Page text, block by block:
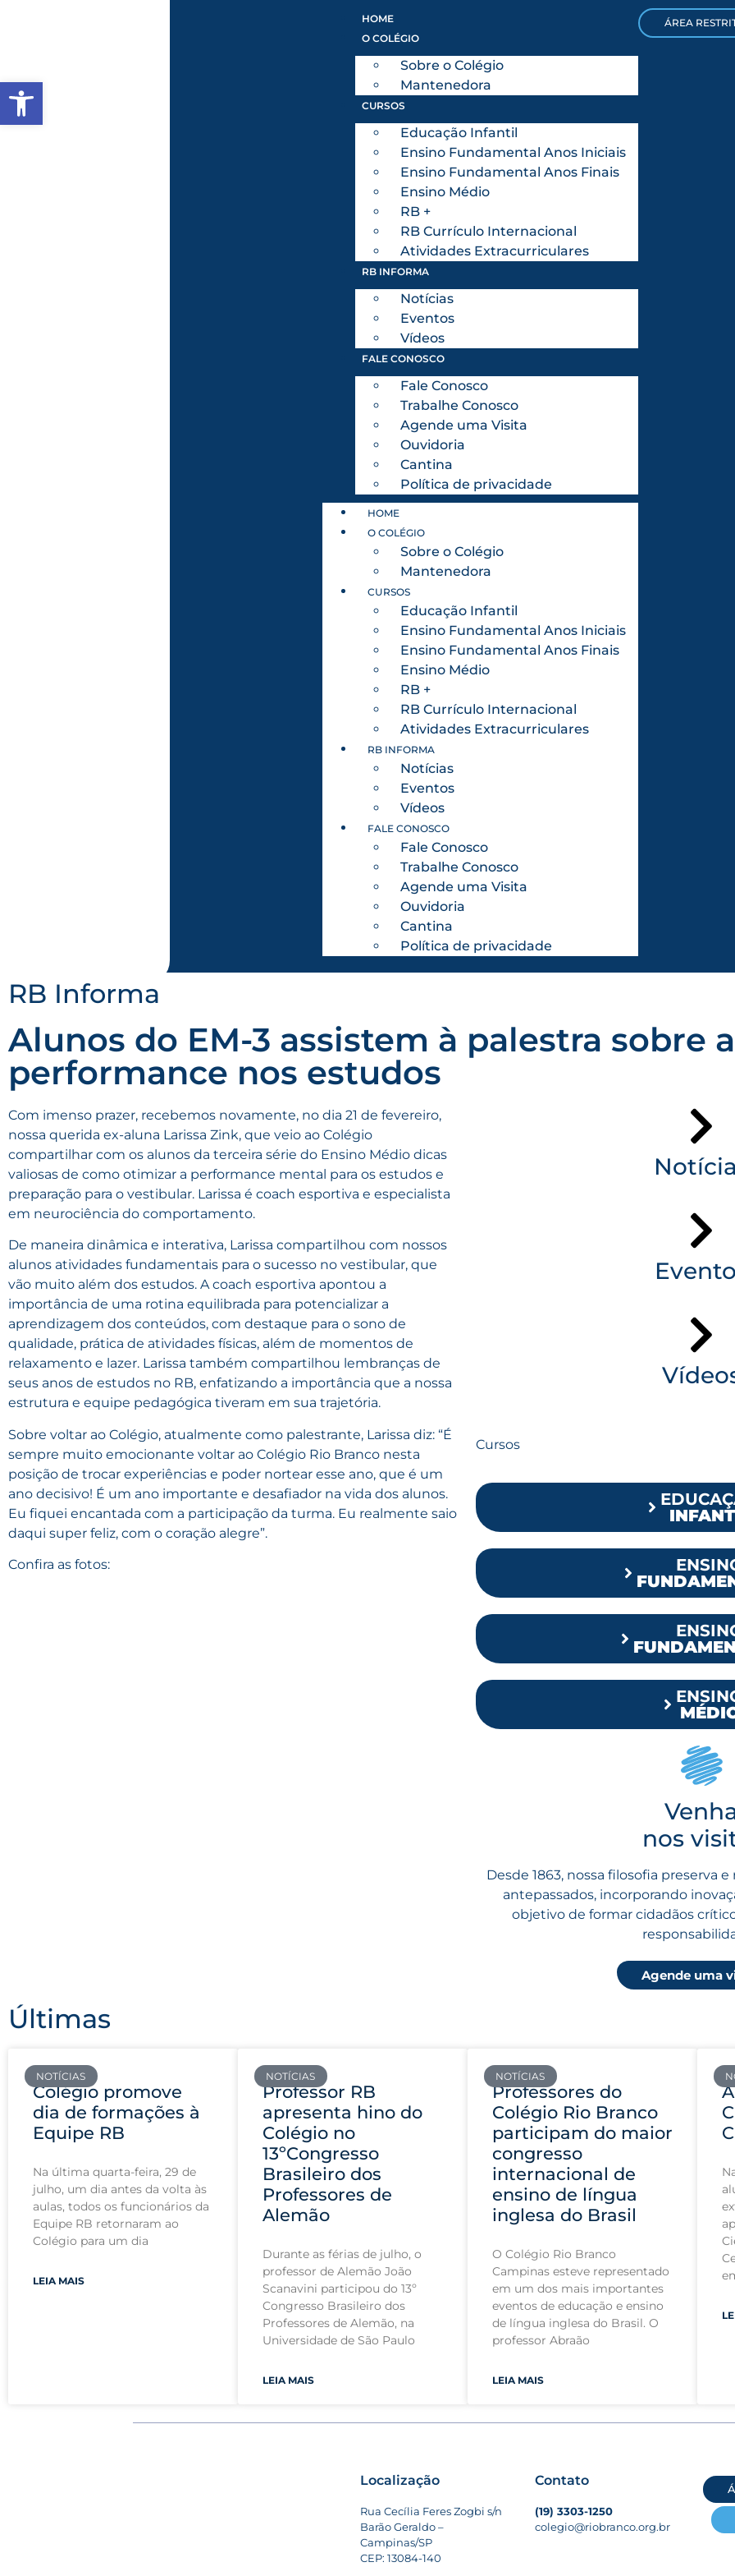
HOME
O COLÉGIO
Sobre o Colégio
Mantenedora
CURSOS
Educação Infantil
Ensino Fundamental Anos Iniciais
Ensino Fundamental Anos Finais
Ensino Médio
RB +
RB Currículo Internacional
Atividades Extracurriculares
RB INFORMA
Notícias
Eventos
Vídeos
FALE CONOSCO
Fale Conosco
Trabalhe Conosco
Agende uma Visita
Ouvidoria
Cantina
Política de privacidade
HOME
O COLÉGIO
Sobre o Colégio
Mantenedora
CURSOS
Educação Infantil
Ensino Fundamental Anos Iniciais
Ensino Fundamental Anos Finais
Ensino Médio
RB +
RB Currículo Internacional
Atividades Extracurriculares
RB INFORMA
Notícias
Eventos
Vídeos
FALE CONOSCO
Fale Conosco
Trabalhe Conosco
Agende uma Visita
Ouvidoria
Cantina
Política de privacidade
ÁREA
RB Informa
Alunos do EM-3 assistem à palestra sobre
performance nos estudos
Com imenso prazer, recebemos novamente, no dia 21 de fevereiro,
nossa querida ex-aluna Larissa Zink, que veio ao Colégio
compartilhar com os alunos da terceira série do Ensino Médio dicas
valiosas de como otimizar a performance mental para os estudos e
preparação para o vestibular. Larissa é coach esportiva e especialista
em neurociência do comportamento.
De maneira dinâmica e interativa, Larissa compartilhou com nossos
alunos atividades fundamentais para o sucesso no vestibular, que
vão muito além dos estudos. A coach esportiva apontou a
importância de uma rotina equilibrada para potencializar a
aprendizagem dos conteúdos, com destaque para o sono de
qualidade, prática de atividades físicas, além de momentos de
relaxamento e lazer. Larissa também compartilhou lembranças de
seus anos de estudos no RB, enfatizando a importância que a nossa
estrutura e equipe pedagógica tiveram em sua trajetória.
Sobre voltar ao Colégio, atualmente como palestrante, Larissa diz: “É
sempre muito emocionante voltar ao Colégio Rio Branco nesta
posição de trocar experiências e poder nortear esse ano, que é um
ano decisivo! É um ano importante e desafiador na vida dos alunos.
Eu fiquei encantada com a participação da turma. Eu realmente saio
daqui super feliz, com o coração alegre”.
Confira as fotos:
Cursos
nos
Desde 1863, nossa filosofia preserva
antepassados, incorporando
objetivo de formar cidadãos
Agende uma
Últimas
NOTÍCIAS
Colégio promove
dia de formações à
Equipe RB
Na última quarta-feira, 29 de
julho, um dia antes da volta às
aulas, todos os funcionários da
Equipe RB retornaram ao
Colégio para um dia
LEIA MAIS
NOTÍCIAS
Professor RB
apresenta hino do
Colégio no
13ºCongresso
Brasileiro dos
Professores de
Alemão
Durante as férias de julho, o
professor de Alemão João
Scanavini participou do 13º
Congresso Brasileiro dos
Professores de Alemão, na
Universidade de São Paulo
LEIA MAIS
NOTÍCIAS
Professores do
Colégio Rio Branco
participam do maior
congresso
internacional de
ensino de língua
inglesa do Brasil
O Colégio Rio Branco
Campinas esteve representado
em um dos mais importantes
eventos de educação e ensino
de língua inglesa do Brasil. O
professor Abraão
LEIA MAIS
Localização
Rua Cecília Feres Zogbi s/n
Barão Geraldo –
Campinas/SP
CEP: 13084-140
Contato
(19) 3303-1250
colegio@riobranco.org.br
Abrir a barra de ferramentas